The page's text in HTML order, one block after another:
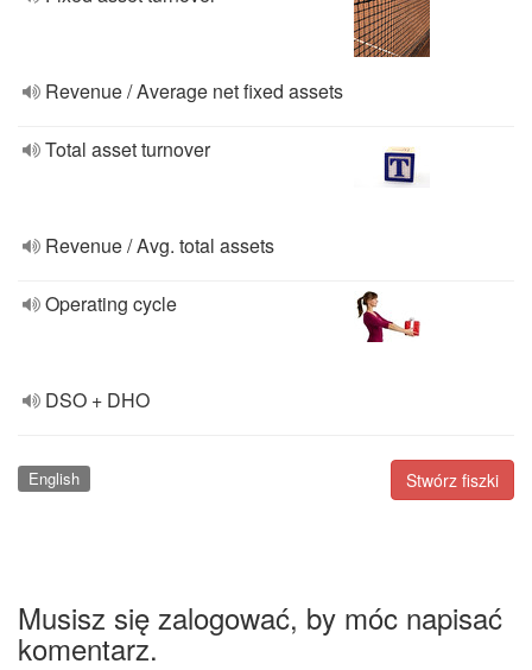
Revenue / Average net fixed assets
Total asset turnover
Revenue / Avg. total assets
Operating cycle
DSO + DHO
Stwórz fiszki
English
Musisz się zalogować, by móc napisać
komentarz.